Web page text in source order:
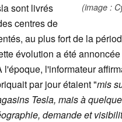
(image :
sont livrés
centres de
au plus fort de la
évolution a été
l'informateur
par jour étaient "mis
Tesla, mais à
demande et